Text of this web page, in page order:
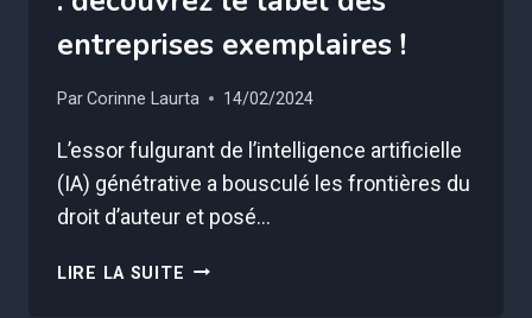
entreprises exemplaires !
ParCorinne Laurta 14/02/2024
L’essor fulgurant de l’intelligence artificielle
(IA) génétrative a bousculé les frontières du
droit d’auteur et posé…
LIRE LA SUITE ATTENTION,